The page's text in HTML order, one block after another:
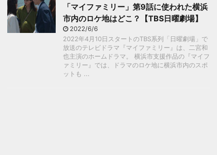
「マイファミリー」第9話に使われた横浜
市内のロケ地はどこ？【TBS日曜劇場】
2022/6/6
2022年4月10日スタートのTBS系列「日曜劇場」で
放送のテレビドラマ『マイファミリー』は、二宮和
也主演のホームドラマ。 横浜市支援作品の『マイフ
ァミリー』では、ドラマのロケ地に横浜市内のスポ
ットも ...